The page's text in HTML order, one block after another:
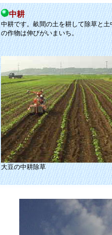
中耕
中耕です。畝間の土を耕して除草と
の作物は伸びがいまいち。
大豆の中耕除草